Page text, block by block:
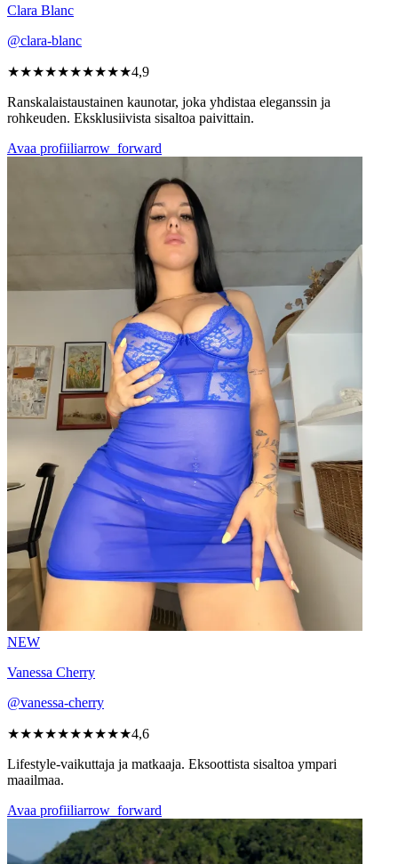
Clara Blanc
@clara-blanc
★★★★★★★★★★4,9
Ranskalaistaustainen kaunotar, joka yhdistaa eleganssin ja
rohkeuden. Eksklusiivista sisaltoa paivittain.
Avaa profiiliarrow_forward
NEW
Vanessa Cherry
@vanessa-cherry
★★★★★★★★★★4,6
Lifestyle-vaikuttaja ja matkaaja. Eksoottista sisaltoa ympari
maailmaa.
Avaa profiiliarrow_forward